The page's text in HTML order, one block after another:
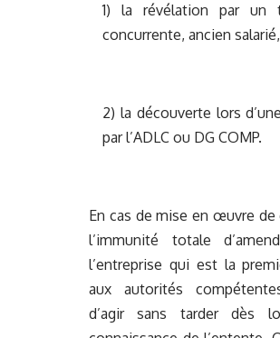
1) la révélation par un
concurrente, ancien
2) la découverte lors
par l’ADLC ou DG COMP.
En cas de mise en œuvre
l’immunité totale
l’entreprise qui est la
aux autorités
d’agir sans tarder dès